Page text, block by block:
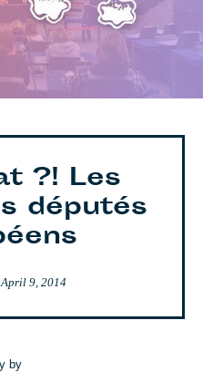
?! Les
députés
April 9, 2014
by